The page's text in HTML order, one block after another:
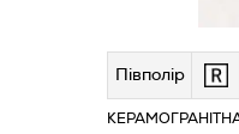
Півполір